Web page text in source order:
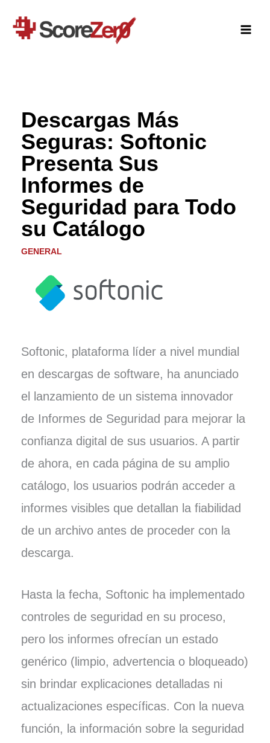
contenido
Descargas Más
Seguras: Softonic
Presenta Sus
Informes de
Seguridad para Todo
su Catálogo
GENERAL
Softonic, plataforma líder a nivel mundial
en descargas de software, ha anunciado
el lanzamiento de un sistema innovador
de Informes de Seguridad para mejorar la
confianza digital de sus usuarios. A partir
de ahora, en cada página de su amplio
catálogo, los usuarios podrán acceder a
informes visibles que detallan la fiabilidad
de un archivo antes de proceder con la
descarga.
Hasta la fecha, Softonic ha implementado
controles de seguridad en su proceso,
pero los informes ofrecían un estado
genérico (limpio, advertencia o bloqueado)
sin brindar explicaciones detalladas ni
actualizaciones específicas. Con la nueva
función, la información sobre la seguridad